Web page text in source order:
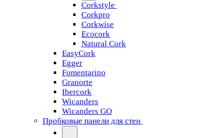
Corkstyle
Corkpro
Corkwise
Ecocork
Natural Cork
EasyCork
Egger
Fomentarino
Granorte
Ibercork
Wicanders
Wicanders GO
Пробковые панели для стен